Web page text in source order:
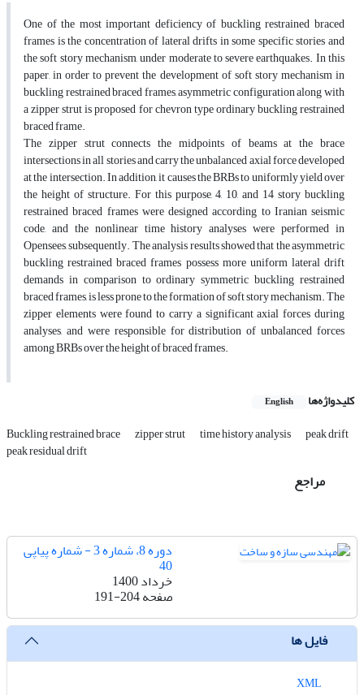
One of the most important deficiency of buckling restrained braced
frames is the concentration of lateral drifts in some specific stories and
the soft story mechanism, under moderate to severe earthquakes. In this
paper, in order to prevent the development of soft story mechanism in
buckling restrained braced frames, asymmetric configuration along with
a zipper strut is proposed for chevron type ordinary buckling restrained
braced frame.
The zipper strut connects the midpoints of beams at the brace
intersections in all stories and carry the unbalanced axial force developed
at the intersection. In addition, it causes the BRBs to uniformly yield over
the height of structure. For this purpose, 4, 10, and 14 story buckling
restrained braced frames were designed according to Iranian seismic
code, and the nonlinear time history analyses were performed in
Opensees, subsequently. The analysis results showed that the asymmetric
buckling restrained braced frames possess more uniform lateral drift
demands in comparison to ordinary symmetric buckling restrained
braced frames, is less prone to the formation of soft story mechanism. The
zipper elements were found to carry a significant axial forces during
analyses, and were responsible for distribution of unbalanced forces
among BRBs over the height of braced frames.
کلیدواژه‌ها English
Buckling restrained brace zipper strut time history analysis peak drift
peak residual drift
مراجع
دوره 8، شماره 3 - شماره پیاپی
40
خرداد 1400
صفحه191-204
فایل ها